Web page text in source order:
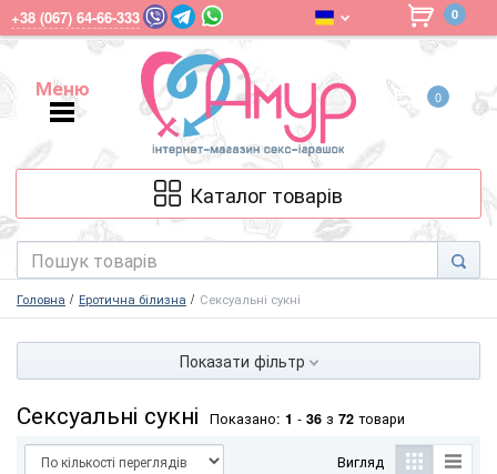
+38 (067) 64-66-333 0
Меню
Меню
0
Каталог товарів
Головна Еротична білизна Сексуальні сукні
Показати фільтр
Сексуальні сукні Показано: 1 - 36 з 72 товари
Вигляд